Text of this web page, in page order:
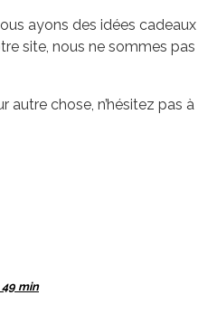
ayons des idées cadeaux
site, nous ne sommes pas
chose, n’hésitez pas à
49 min